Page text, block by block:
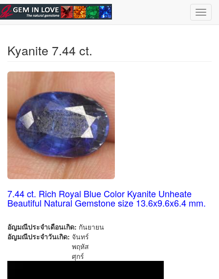
Skip to main content
Select Gemstone | Eng
Kyanite 7.44 ct.
7.44 ct. Rich Royal Blue Color Kyanite Unheate
Beautiful Natural Gemstone size 13.6x9.6x6.4 mm.
อัญมณีประจำเดือนเกิด: กันยายน
อัญมณีประจำวันเกิด: จันทร์
พฤหัส
ศุกร์